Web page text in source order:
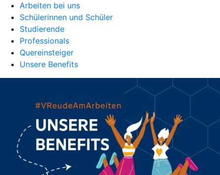
Arbeiten bei uns
Schülerinnen und Schüler
Studierende
Professionals
Quereinsteiger
Unsere Benefits